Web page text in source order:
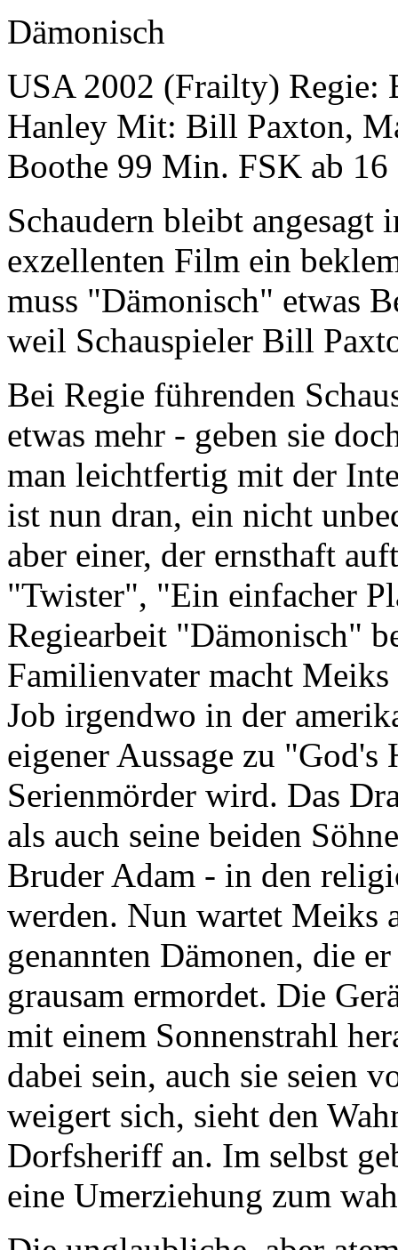
Dämonisch
USA 2002 (Frailty) Regie:
Hanley Mit: Bill Paxton,
Boothe 99 Min. FSK ab 16
Schaudern bleibt angesagt
exzellenten Film ein
muss "Dämonisch" etwas
weil Schauspieler Bill
Bei Regie führenden
etwas mehr - geben sie
man leichtfertig mit der
ist nun dran, ein nicht
aber einer, der ernsthaft
"Twister", "Ein einfacher
Regiearbeit "Dämonisch"
Familienvater macht
Job irgendwo in der
eigener Aussage zu
Serienmörder wird. Das
als auch seine beiden
Bruder Adam - in den
werden. Nun wartet Meiks
genannten Dämonen, die
grausam ermordet. Die
mit einem Sonnenstrahl
dabei sein, auch sie seien
weigert sich, sieht den
Dorfsheriff an. Im selbst
eine Umerziehung zum